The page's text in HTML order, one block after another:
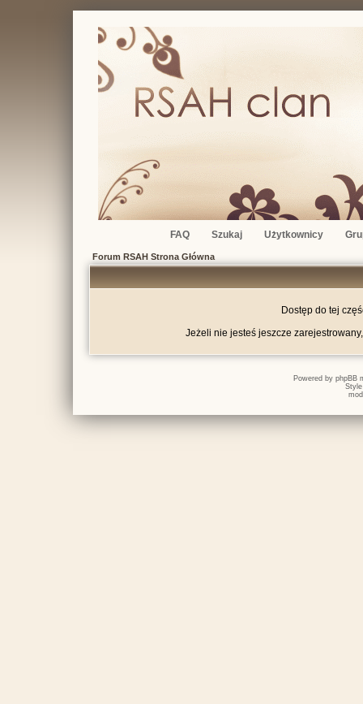
FAQ Szukaj Użytkownicy
Forum RSAH Strona Główna
Dostęp do tej
Jeżeli nie jesteś jeszcze
Powered by phpBB